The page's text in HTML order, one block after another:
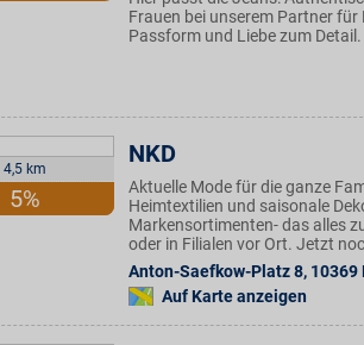
Frauen bei unserem Partner für
Passform und Liebe zum
4,5 km
5%
NKD
Aktuelle Mode für die ganze
Heimtextilien und saisonale
Markensortimenten- das alles
oder in Filialen vor Ort. Jetzt
Anton-Saefkow-Platz 8, 10369
Auf Karte anzeigen